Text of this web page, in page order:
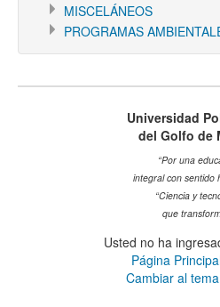
MISCELÁNEOS
PROGRAMAS
Universidad
del Golfo de
“Por una
integral con sentido
“Ciencia y
que
Usted no ha
Página
Cambiar al